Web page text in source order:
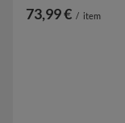
73,99 € / item